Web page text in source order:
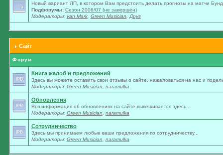
Новый вариант ЛП, в котором Вам предстоить делать прогнозы на матчи
Подфорумы: Сезон 2006/07 (не завершён)
Модераторы: van Mark, Green Musician Друг
Сайт
Форум
Книга жалоб и предложений
Здесь вы можете оставить свои отзывы о сайте, нажаловаться на нас и
Модераторы: Green Musician naramulka
Обновления
Вся информация об обновлениях на сайте вывешивается здесь...
Модераторы: Green Musician naramulka
Сотрудничество
Здесь мы принимаем любые ваши предложения по сотрудничеству...
Модераторы: Green Musician naramulka